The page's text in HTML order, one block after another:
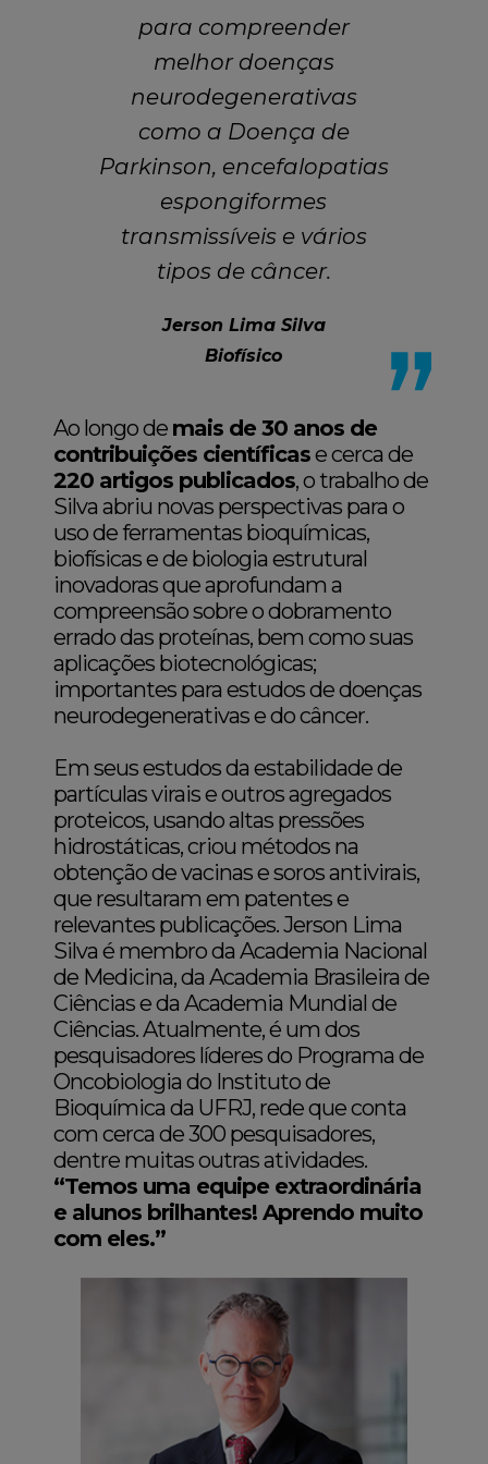
para compreender
melhor doenças
neurodegenerativas
como a Doença de
Parkinson, encefalopatias
espongiformes
transmissíveis e vários
tipos de câncer.
Jerson Lima Silva
Biofísico
Ao longo de mais de 30 anos de
contribuições científicase cerca de
220 artigos publicados, o trabalho de
Silva abriu novas perspectivas para o
uso de ferramentas bioquímicas,
biofísicas e de biologia estrutural
inovadoras que aprofundam a
compreensão sobre o dobramento
errado das proteínas, bem como suas
aplicações biotecnológicas;
importantes para estudos de doenças
neurodegenerativas e do câncer.
Em seus estudos da estabilidade de
partículas virais e outros agregados
proteicos, usando altas pressões
hidrostáticas, criou métodos na
obtenção de vacinas e soros antivirais,
que resultaram em patentes e
relevantes publicações. Jerson Lima
Silva é membro da Academia Nacional
de Medicina, da Academia Brasileira de
Ciências e da Academia Mundial de
Ciências. Atualmente, é um dos
pesquisadores líderes do Programa de
Oncobiologia do Instituto de
Bioquímica da UFRJ, rede que conta
com cerca de 300 pesquisadores,
dentre muitas outras atividades.
“Temos uma equipe extraordinária
e alunos brilhantes! Aprendo muito
com eles.”